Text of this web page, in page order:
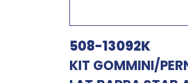
508-13092K
KIT GOMMINI/